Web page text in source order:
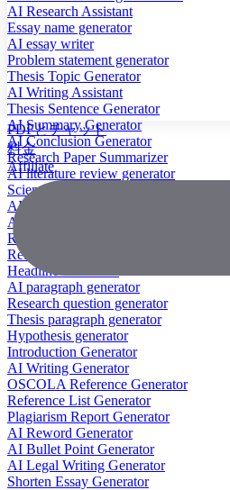
AI Research Assistant
Essay name generator
AI essay writer
Problem statement generator
Thesis Topic Generator
AI Writing Assistant
Thesis Sentence Generator
AI Summary Generator
AI Conclusion Generator
Research Paper Summarizer
AI literature review generator
Scientific Paper Summarizer
AI case study generator
AI Research Paper Generator
Research Title Generator
Reference Generator
Headline Generator
AI paragraph generator
Research question generator
Thesis paragraph generator
Hypothesis generator
Introduction Generator
AI Writing Generator
OSCOLA Reference Generator
Reference List Generator
Plagiarism Report Generator
AI Reword Generator
AI Bullet Point Generator
AI Legal Writing Generator
Shorten Essay Generator
PDFとチャット
料金
Affiliate